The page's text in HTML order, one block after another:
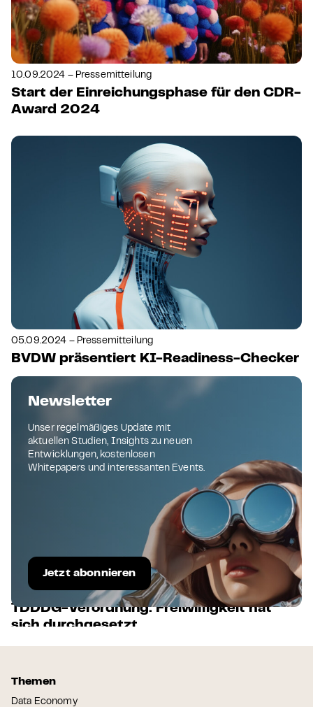
10.09.2024 – Pressemitteilung
Start der Einreichungsphase für den CDR-
Award 2024
05.09.2024 – Pressemitteilung
BVDW präsentiert KI-Readiness-Checker
04.09.2024 – Pressemitteilung
TDDDG-Verordnung: Freiwilligkeit hat
sich durchgesetzt
Newsletter
Unser regelmäßiges Update mit
aktuellen Studien, Insights zu neuen
Entwicklungen, kostenlosen
Whitepapers und interessanten Events.
Jetzt abonnieren
Themen
Data Economy